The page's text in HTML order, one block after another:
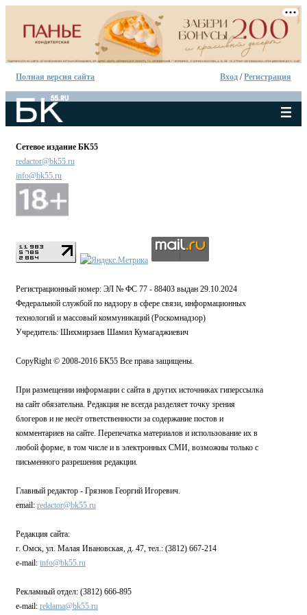
Полная версия сайта Вход /Регистрация
Сетевое издание БК55
redactor@bk55.ru
info@bk55.ru
Регистрационный номер: ЭЛ № ФС 77 - 88403 выдан 29.10.2024
Федеральной службой по надзору в сфере связи, информационных
технологий и массовый коммуникаций (Роскомнадзор)
Учредитель: Шихмирзаев Шамил Кумагаджиевич
CopyRight © 2008-2016 БК55 Все права защищены.
При размещении информации с сайта в других источниках гиперссылка
на сайт обязательна. Редакция не всегда разделяет точку зрения
блогеров и не несёт ответственности за содержание постов и
комментариев на сайте. Перепечатка материалов и использование их в
любой форме, в том числе и в электронных СМИ, возможны только с
письменного разрешения редакции.
Главный редактор - Грязнов Георгий Игоревич.
email: redactor@bk55.ru
Редакция сайта:
г. Омск, ул. Малая Ивановская, д. 47, тел.: (3812) 667-214
e-mail: info@bk55.ru
Рекламный отдел: (3812) 666-895
e-mail: reklama@bk55.ru